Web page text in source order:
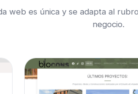
web es única y se adapta al
negocio.